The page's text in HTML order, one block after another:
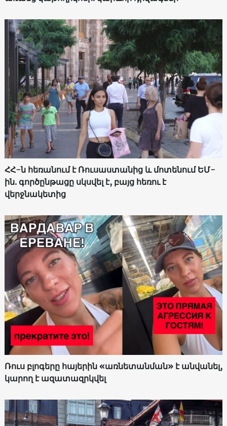
ՀՀ-ն հեռանում է Ռուսաստանից և մոտենում ԵՄ-
ին. գործընթացը սկսվել է, բայց հեռու է
վերջնակետից
Ռուս բլոգերը հայերին «առնետանման» է անվանել,
կարող է ազատազրկվել